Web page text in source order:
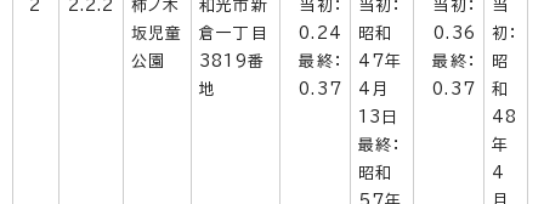
2 2.2.2
柿ノ木
坂児童
公園
和光市新
倉一丁目
3819番
地
当初：
0.24
最終：
0.37
当初：
昭和
47年
4月
13日
最終：
昭和
57年
当初：
0.36
最終：
0.37
当
初：
昭
和
48
年
4
月